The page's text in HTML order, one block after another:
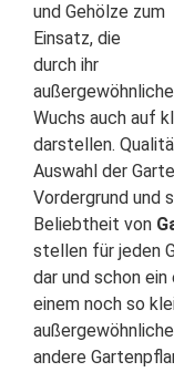
und Gehölze zum
Einsatz, die
durch ihr
Wuchs auch auf
darstellen.
Auswahl der
Vordergrund und
Beliebtheit von
stellen für jeden
dar und schon ein
einem noch so
andere